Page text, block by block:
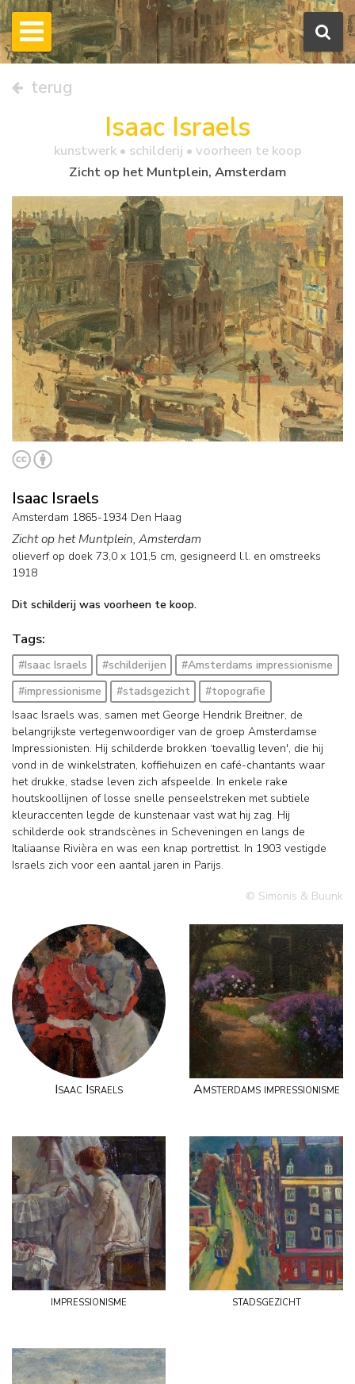
terug
Isaac Israels
kunstwerk • schilderij • voorheen te koop
Zicht op het Muntplein, Amsterdam
Isaac Israels
Amsterdam 1865-1934 Den Haag
Zicht op het Muntplein, Amsterdam
olieverf op doek 73,0 x 101,5 cm, gesigneerd l.l. en omstreeks
1918
Dit schilderij was voorheen te koop.
Tags:
#Isaac Israels #schilderijen
#Amsterdams impressionisme
#impressionisme
#stadsgezicht
#topografie
Isaac Israels was, samen met George Hendrik Breitner, de
belangrijkste vertegenwoordiger van de groep Amsterdamse
Impressionisten. Hij schilderde brokken ‘toevallig leven', die hij
vond in de winkelstraten, koffiehuizen en café-chantants waar
het drukke, stadse leven zich afspeelde. In enkele rake
houtskoollijnen of losse snelle penseelstreken met subtiele
kleuraccenten legde de kunstenaar vast wat hij zag. Hij
schilderde ook strandscènes in Scheveningen en langs de
Italiaanse Rivièra en was een knap portrettist. In 1903 vestigde
Israels zich voor een aantal jaren in Parijs.
© Simonis & Buunk
Isaac Israels Amsterdams impressionisme
impressionisme stadsgezicht